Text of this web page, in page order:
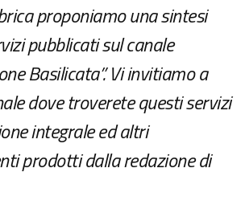
proponiamo una sintesi
pubblicati sul canale
Basilicata”. Vi invitiamo a
dove troverete questi servizi
integrale ed altri
prodotti dalla redazione di